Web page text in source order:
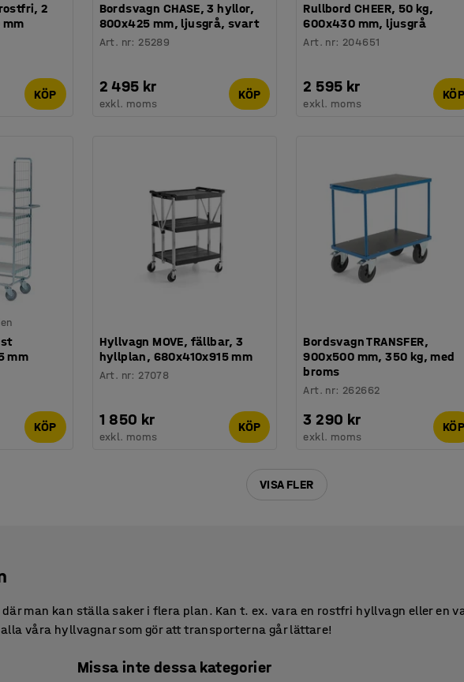
rostfri, 2
KÖP
Bordsvagn CHASE, 3 hyllor,
800x425 mm, ljusgrå, svart
Art. nr: 25289
2 495 kr
exkl. moms
KÖP
Rullbord CHEER, 50 kg,
600x430 mm, ljusgrå
Art. nr: 204651
2 595 kr
exkl. moms
KÖP
st
mm
KÖP
Hyllvagn MOVE, fällbar, 3
hyllplan, 680x410x915 mm
Art. nr: 27078
1 850 kr
exkl. moms
KÖP
Bordsvagn TRANSFER,
900x500 mm, 350 kg, med
broms
Art. nr: 262662
3 290 kr
exkl. moms
KÖP
VISA FLER
man kan ställa saker i flera plan. Kan t. ex. vara en rostfri hyllvagn eller en
våra hyllvagnar som gör att transporterna går lättare!
Missa inte dessa kategorier